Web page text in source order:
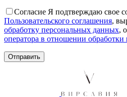
Согласие Я подтверждаю свое
Пользовательского соглашения,
обработку персональных данных,
оператора в отношении